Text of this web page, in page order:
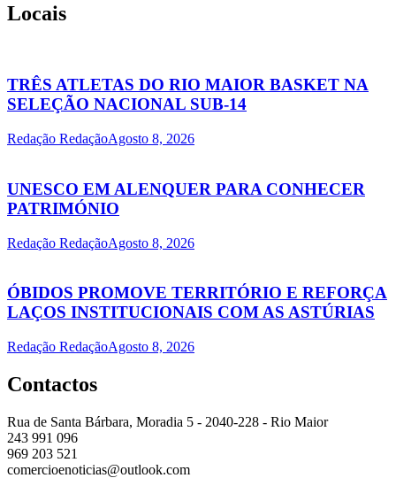
Locais
TRÊS ATLETAS DO RIO MAIOR BASKET NA
SELEÇÃO NACIONAL SUB-14
Redação RedaçãoAgosto 8, 2026
UNESCO EM ALENQUER PARA CONHECER
PATRIMÓNIO
Redação RedaçãoAgosto 8, 2026
ÓBIDOS PROMOVE TERRITÓRIO E REFORÇA
LAÇOS INSTITUCIONAIS COM AS ASTÚRIAS
Redação RedaçãoAgosto 8, 2026
Contactos
Rua de Santa Bárbara, Moradia 5 - 2040-228 - Rio Maior
243 991 096
969 203 521
comercioenoticias@outlook.com